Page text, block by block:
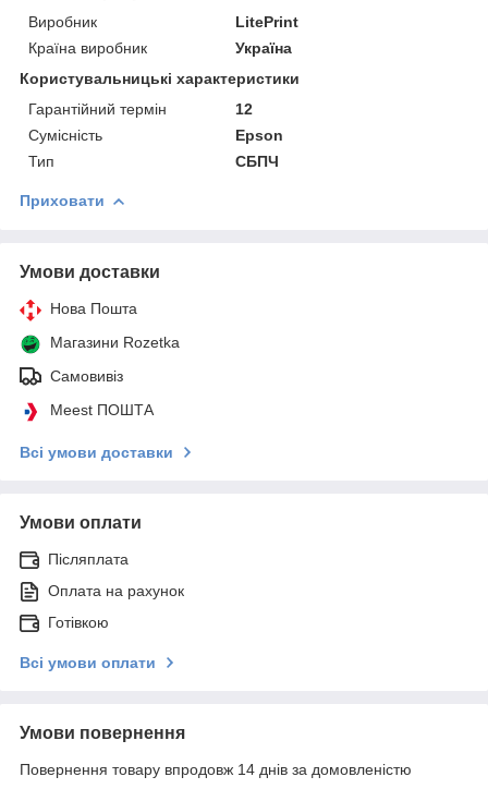
Виробник
LitePrint
Країна виробник
Україна
Користувальницькі характеристики
Гарантійний термін
12
Сумісність
Epson
Тип
СБПЧ
Приховати
Умови доставки
Нова Пошта
Магазини Rozetka
Самовивіз
Meest ПОШТА
Всі умови доставки
Умови оплати
Післяплата
Оплата на рахунок
Готівкою
Всі умови оплати
Умови повернення
Повернення товару впродовж 14 днів за домовленістю